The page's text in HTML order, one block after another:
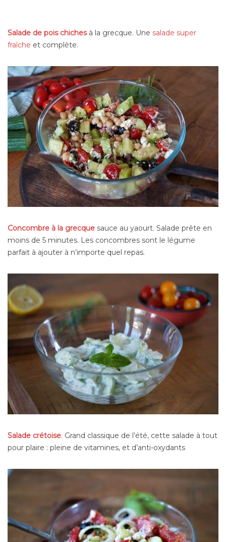
Salade de pois chichesà la grecque. Une salade super
fraîche et complète.
Concombre à la grecque sauce au yaourt. Salade prête en
moins de 5 minutes. Les concombres sont le légume
parfait à ajouter à n’importe quel repas.
Salade crétoise. Grand classique de l’été, cette salade à tout
pour plaire : pleine de vitamines, et d’anti-oxydants